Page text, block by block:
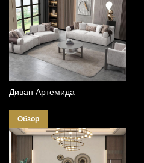
Диван Артемида
Обзор